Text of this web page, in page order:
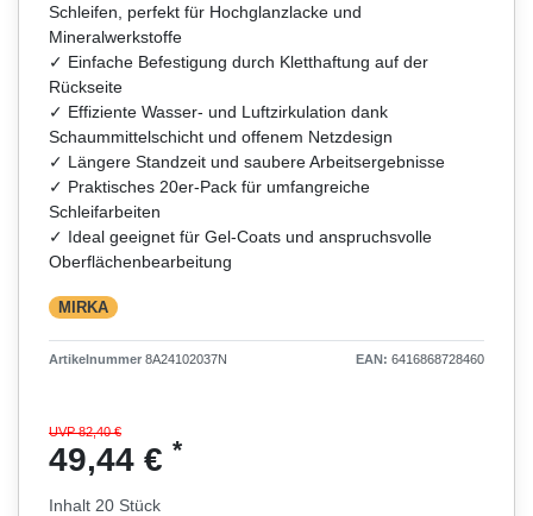
Schleifen, perfekt für Hochglanzlacke und
Mineralwerkstoffe
✓ Einfache Befestigung durch Kletthaftung auf der
Rückseite
✓ Effiziente Wasser- und Luftzirkulation dank
Schaummittelschicht und offenem Netzdesign
✓ Längere Standzeit und saubere Arbeitsergebnisse
✓ Praktisches 20er-Pack für umfangreiche
Schleifarbeiten
✓ Ideal geeignet für Gel-Coats und anspruchsvolle
Oberflächenbearbeitung
MIRKA
Artikelnummer 8A24102037N EAN: 6416868728460
UVP 82,40 €
49,44 € *
Inhalt 20 Stück